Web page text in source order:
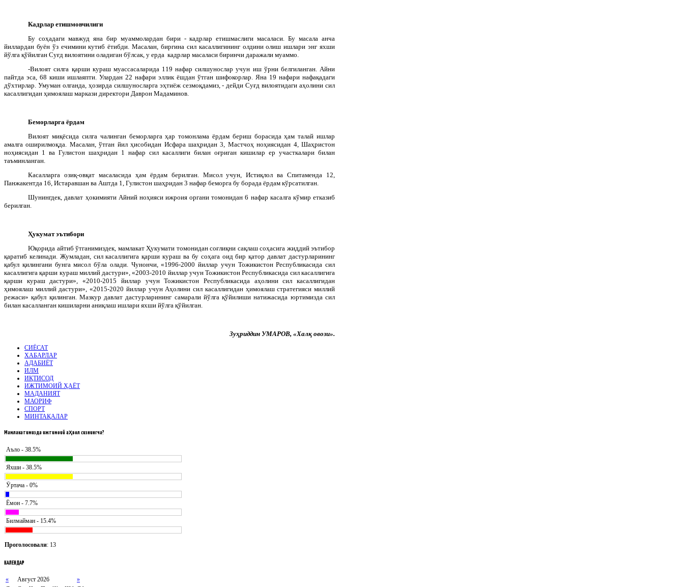
Кадрлар етишмовчилиги
Бу соҳадаги мавжуд яна бир муаммолардан бири - кадрлар етишмаслиги масаласи. Бу масала анча
йиллардан буён ўз ечимини кутиб ётибди. Масалан, биргина сил касаллигининг олдини олиш ишлари энг яхши
йўлга қўйилган Суғд вилоятини оладиган бўлсак, у ерда кадрлар масаласи биринчи даражали муаммо.
-Вилоят силга қарши кураш муассасаларида 119 нафар силшунослар учун иш ўрни белгиланган. Айни
пайтда эса, 68 киши ишлаяпти. Улардан 22 нафари эллик ёшдан ўтган шифокорлар. Яна 19 нафари нафақадаги
дўхтирлар. Умуман олганда, ҳозирда силшуносларга эҳтиёж сезмоқдамиз, - дейди Суғд вилоятидаги аҳолини сил
касаллигидан ҳимоялаш маркази директори Даврон Мадаминов.
Беморларга ёрдам
Вилоят миқёсида силга чалинган беморларга ҳар томонлама ёрдам бериш борасида ҳам талай ишлар
амалга оширилмоқда. Масалан, ўтган йил ҳисобидан Исфара шаҳридан 3, Мастчоҳ ноҳиясидан 4, Шаҳристон
ноҳиясидан 1 ва Гулистон шаҳридан 1 нафар сил касаллиги билан оғриган кишилар ер участкалари билан
таъминланган.
Касалларга озиқ-овқат масаласида ҳам ёрдам берилган. Мисол учун, Истиқлол ва Спитаменда 12,
Панжакентда 16, Истаравшан ва Аштда 1, Гулистон шаҳридан 3 нафар беморга бу борада ёрдам кўрсатилган.
Шунингдек, давлат ҳокимияти Айний ноҳияси ижроия органи томонидан 6 нафар касалга кўмир етказиб
берилган.
Ҳукумат эътибори
Юқорида айтиб ўтганимиздек, мамлакат Ҳукумати томонидан соғлиқни сақлаш соҳасига жиддий эътибор
қаратиб келинади. Жумладан, сил касаллигига қарши кураш ва бу соҳага оид бир қатор давлат дастурларининг
қабул қилингани бунга мисол бўла олади. Чунончи, «1996-2000 йиллар учун Тожикистон Республикасида сил
касаллигига қарши кураш миллий дастури», «2003-2010 йиллар учун Тожикистон Республикасида сил касаллигига
қарши кураш дастури», «2010-2015 йиллар учун Тожикистон Республикасида аҳолини сил касаллигидан
ҳимоялаш миллий дастури», «2015-2020 йиллар учун Аҳолини сил касаллигидан ҳимоялаш стратегияси миллий
режаси» қабул қилинган. Мазкур давлат дастурларининг самарали йўлга қўйилиши натижасида юртимизда сил
билан касалланган кишиларни аниқлаш ишлари яхши йўлга қўйилган.
Зуҳриддин УМАРОВ, «Халқ овози».
СИЁСАТ
ХАБАРЛАР
АДАБИЁТ
ИЛМ
ИҚТИСОД
ИЖТИМОИЙ ҲАЁТ
МАДАНИЯТ
МАОРИФ
СПОРТ
МИНТАҚАЛАР
Мамлакатимиздаижтимоий аҳвол сизнингча?
Аъло - 38.5%
Яхши - 38.5%
Ӯртача - 0%
Ёмон - 7.7%
Билмайман - 15.4%
Проголосовали: 13
КАЛЕНДАР
« Август 2026
»